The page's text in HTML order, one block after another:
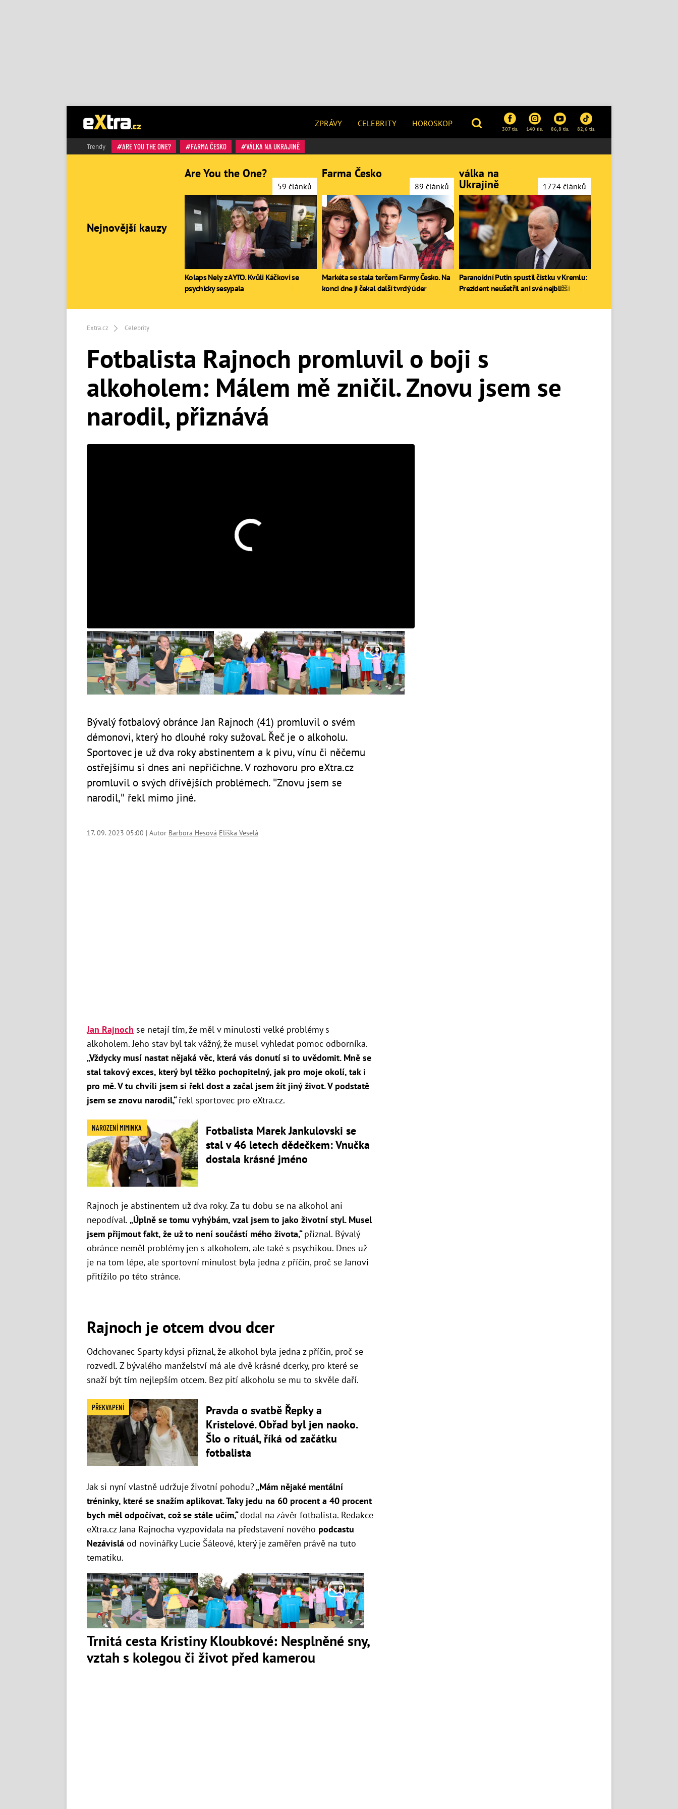
ZPRÁVY CELEBRITY HOROSKOP
307 tis. 140 tis. 86,8 tis. 82,6 tis.
Trendy ARE YOU THE ONE? FARMA ČESKO VÁLKA NA UKRAJINĚ
Extra.cz Celebrity
Fotbalista Rajnoch promluvil o boji s
alkoholem: Málem mě zničil. Znovu jsem se
narodil, přiznává
Bývalý fotbalový obránce Jan Rajnoch (41) promluvil o svém
démonovi, který ho dlouhé roky sužoval. Řeč je o alkoholu.
Sportovec je už dva roky abstinentem a k pivu, vínu či něčemu
ostřejšímu si dnes ani nepřičichne. V rozhovoru pro eXtra.cz
promluvil o svých dřívějších problémech. "Znovu jsem se
narodil," řekl mimo jiné.
17. 09. 2023 05:00 | Autor Barbora Hesová Eliška Veselá
Jan Rajnoch se netají tím, že měl v minulosti velké problémy s
alkoholem. Jeho stav byl tak vážný, že musel vyhledat pomoc odborníka.
„Vždycky musí nastat nějaká věc, která vás donutí si to uvědomit. Mně se
stal takový exces, který byl těžko pochopitelný, jak pro moje okolí, tak i
pro mě. V tu chvíli jsem si řekl dost a začal jsem žít jiný život. V podstatě
jsem se znovu narodil,“řekl sportovec pro eXtra.cz.
NAROZENÍ MIMINKA
Fotbalista Marek Jankulovski se
stal v 46 letech dědečkem: Vnučka
dostala krásné jméno
Rajnoch je abstinentem už dva roky. Za tu dobu se na alkohol ani
nepodíval. „Úplně se tomu vyhýbám, vzal jsem to jako životní styl. Musel
jsem přijmout fakt, že už to není součástí mého života,“přiznal. Bývalý
obránce neměl problémy jen s alkoholem, ale také s psychikou. Dnes už
je na tom lépe, ale sportovní minulost byla jedna z příčin, proč se Janovi
přitížilo po této stránce.
Rajnoch je otcem dvou dcer
Odchovanec Sparty kdysi přiznal, že alkohol byla jedna z příčin, proč se
rozvedl. Z bývalého manželství má ale dvě krásné dcerky, pro které se
snaží být tím nejlepším otcem. Bez pití alkoholu se mu to skvěle daří.
PŘEKVAPENÍ
Pravda o svatbě Řepky a
Kristelové. Obřad byl jen naoko.
Šlo o rituál, říká od začátku
fotbalista
Jak si nyní vlastně udržuje životní pohodu?„Mám nějaké mentální
tréninky, které se snažím aplikovat. Taky jedu na 60 procent a 40 procent
bych měl odpočívat, což se stále učím,“dodal na závěr fotbalista. Redakce
eXtra.cz Jana Rajnocha vyzpovídala na představení nového podcastu
Nezávislá od novinářky Lucie Šáleové, který je zaměřen právě na tuto
tematiku.
Trnitá cesta Kristiny Kloubkové: Nesplněné sny,
vztah s kolegou či život před kamerou
Nejnovější kauzy
Are You the One?
59 článků
Kolaps Nely z AYTO. Kvůli Káčkovi se
psychicky sesypala
Farma Česko
89 článků
Markéta se stala terčem Farmy Česko. Na
konci dne ji čekal další tvrdý úder
válka na
Ukrajině 1724 článků
Paranoidní Putin spustil čistku v Kremlu:
Prezident neušetřil ani své nejbližší